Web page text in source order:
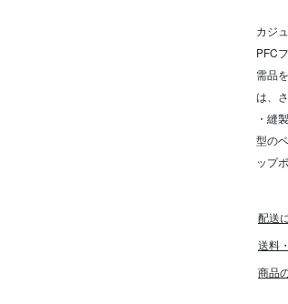
カジ
PFC
需品
は、
・縫
型の
ップ
配送
送料
商品